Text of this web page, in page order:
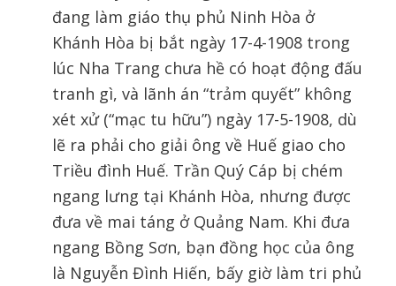
đang làm giáo thụ phủ Ninh Hòa ở
Khánh Hòa bị bắt ngày 17-4-1908 trong
lúc Nha Trang chưa hề có hoạt động đấu
tranh gì, và lãnh án “trảm quyết” không
xét xử (“mạc tu hữu”) ngày 17-5-1908, dù
lẽ ra phải cho giải ông về Huế giao cho
Triều đình Huế. Trần Quý Cáp bị chém
ngang lưng tại Khánh Hòa, nhưng được
đưa về mai táng ở Quảng Nam. Khi đưa
ngang Bồng Sơn, bạn đồng học của ông
là Nguyễn Đình Hiến, bấy giờ làm tri phủ